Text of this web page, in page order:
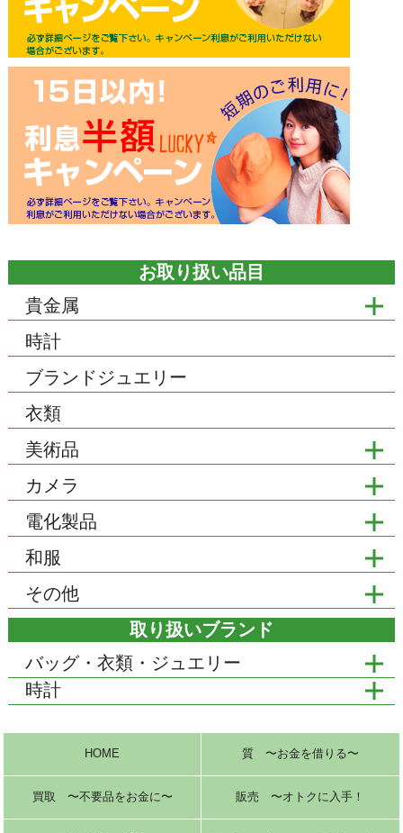
お取り扱い品目
貴金属
時計
ブランドジュエリー
衣類
美術品
カメラ
電化製品
和服
その他
取り扱いブランド
バッグ・衣類・ジュエリー
時計
HOME 質 〜お金を借りる〜
買取 〜不要品をお金に〜 販売 〜オトクに入手！